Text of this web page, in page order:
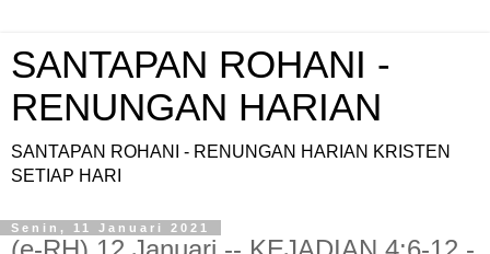
SANTAPAN ROHANI -
RENUNGAN HARIAN
SANTAPAN ROHANI - RENUNGAN HARIAN KRISTEN
SETIAP HARI
Senin, 11 Januari 2021